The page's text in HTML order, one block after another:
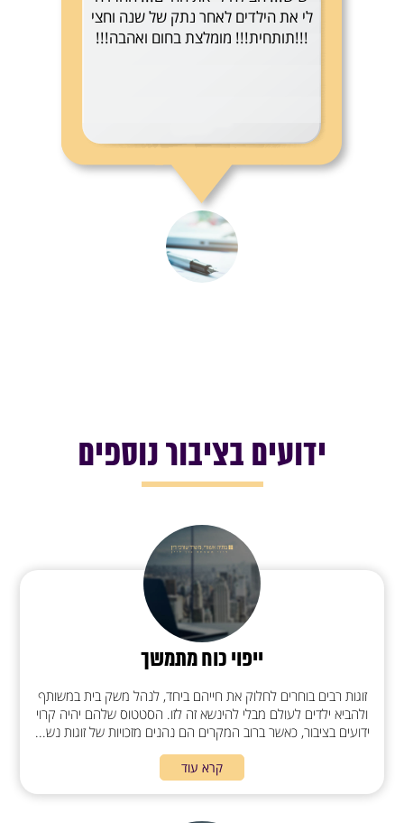
לי את הילדים לאחר נתק של שנה וחצי
!!!תותחית!!! מומלצת בחום ואהבה!!!
ידועים בציבור נוספים
ייפוי כוח מתמשך
זוגות רבים בוחרים לחלוק את חייהם ביחד, לנהל משק בית במשותף
ולהביא ילדים לעולם מבלי להינשא זה לזו. הסטטוס שלהם יהיה קרוי
ידועים בציבור, כאשר ברוב המקרים הם נהנים מזכויות של זוגות נש...
קרא עוד